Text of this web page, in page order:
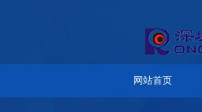
网站首页